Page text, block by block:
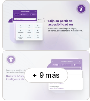
+ 9 más